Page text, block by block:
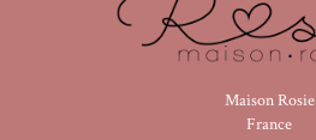
Maison Rosie
France